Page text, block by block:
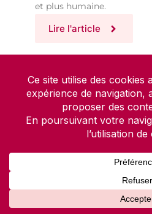
et plus humaine.
Lire l'article
Séminaire